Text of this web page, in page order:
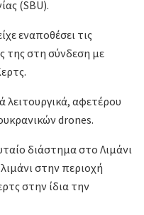
(SBU).
εναποθέσει τις
της στη σύνδεση με
αφετέρου
drones.
διάστημα στο Λιμάνι
στην περιοχή
στην ίδια την